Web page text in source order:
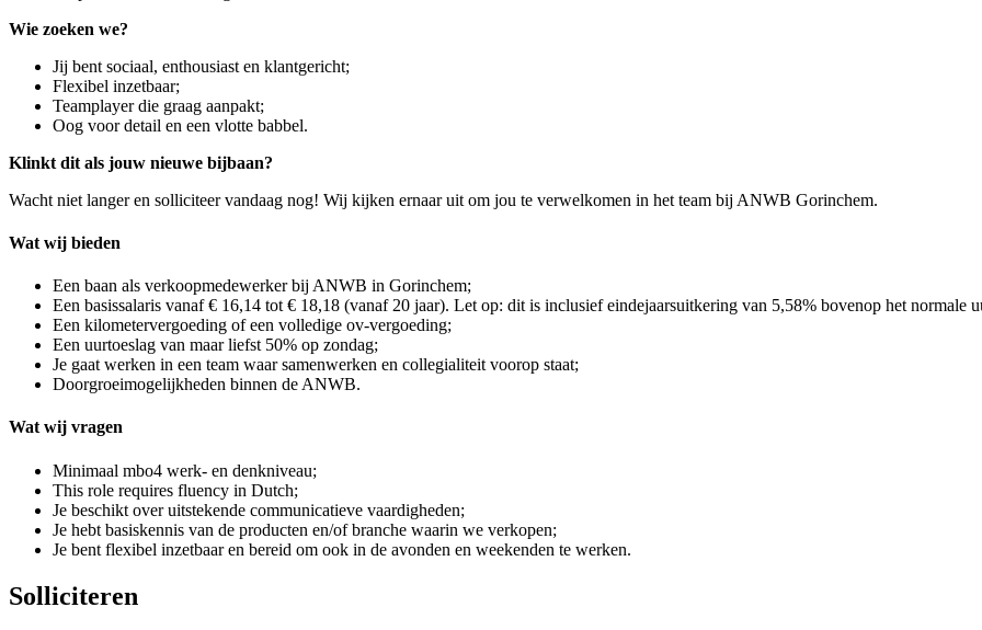
Wie zoeken we?
Jij bent sociaal, enthousiast en klantgericht;
Flexibel inzetbaar;
Teamplayer die graag aanpakt;
Oog voor detail en een vlotte babbel.
Klinkt dit als jouw nieuwe bijbaan?
Wacht niet langer en solliciteer vandaag nog! Wij kijken ernaar uit om jou te verwelkomen in het team bij ANWB Gorinchem.
Wat wij bieden
Een baan als verkoopmedewerker bij ANWB in Gorinchem;
Een basissalaris vanaf € 16,14 tot € 18,18 (vanaf 20 jaar). Let op: dit is inclusief eindejaarsuitkering van 5,58% bovenop het normale
Een kilometervergoeding of een volledige ov-vergoeding;
Een uurtoeslag van maar liefst 50% op zondag;
Je gaat werken in een team waar samenwerken en collegialiteit voorop staat;
Doorgroeimogelijkheden binnen de ANWB.
Wat wij vragen
Minimaal mbo4 werk- en denkniveau;
This role requires fluency in Dutch;
Je beschikt over uitstekende communicatieve vaardigheden;
Je hebt basiskennis van de producten en/of branche waarin we verkopen;
Je bent flexibel inzetbaar en bereid om ook in de avonden en weekenden te werken.
Solliciteren